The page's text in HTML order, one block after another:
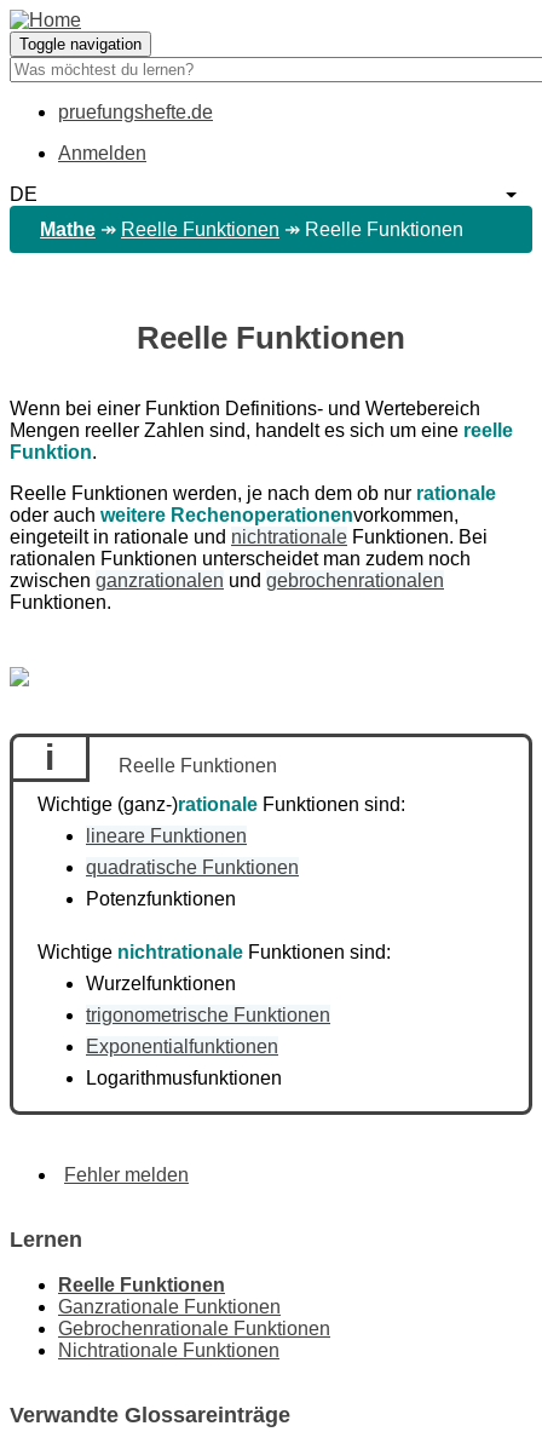
Direkt
zum
Inhalt
Toggle navigation
Hauptnavigation
pruefungshefte.de
Benutzermenü
Anmelden
DE
Mathe ↠ Reelle Funktionen ↠ Reelle Funktionen
Reelle Funktionen
Wenn bei einer Funktion Definitions- und Wertebereich
Mengen reeller Zahlen sind, handelt es sich um eine reelle
Funktion.
Reelle Funktionen werden, je nach dem ob nur rationale
oder auch weitere Rechenoperationenvorkommen,
eingeteilt in rationale und nichtrationale Funktionen. Bei
rationalen Funktionen unterscheidet man zudem noch
zwischen ganzrationalen und gebrochenrationalen
Funktionen.
i
Reelle Funktionen
Wichtige (ganz-)rationale Funktionen sind:
lineare Funktionen
quadratische Funktionen
Potenzfunktionen
Wichtige nichtrationale Funktionen sind:
Wurzelfunktionen
trigonometrische Funktionen
Exponentialfunktionen
Logarithmusfunktionen
Fehler melden
Lernen
Reelle Funktionen
Ganzrationale Funktionen
Gebrochenrationale Funktionen
Nichtrationale Funktionen
Verwandte Glossareinträge